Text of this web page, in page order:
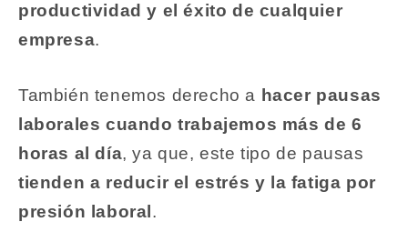
productividad y el éxito de cualquier
empresa.
También tenemos derecho a hacer pausas
laborales cuando trabajemos más de 6
horas al día, ya que, este tipo de pausas
tienden a reducir el estrés y la fatiga por
presión laboral.